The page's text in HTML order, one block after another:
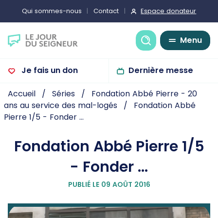
Qui sommes-nous Contact Espace donateur
Recherche
Menu
Je fais un don Dernière messe
Accueil Séries
Fondation Abbé Pierre - 20
ans au service des mal-logés
Fondation Abbé
Pierre 1/5 - Fonder ...
Fondation Abbé Pierre 1/5
- Fonder ...
PUBLIÉ LE 09 AOÛT 2016